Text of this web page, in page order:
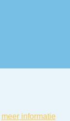
meer informatie